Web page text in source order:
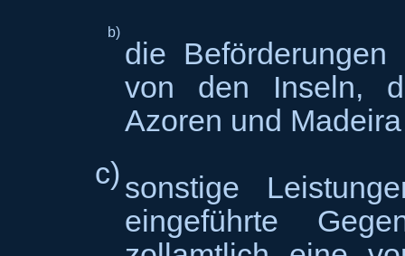
b)
die
von den Inseln,
Azoren und
c)sonstige
eingeführte